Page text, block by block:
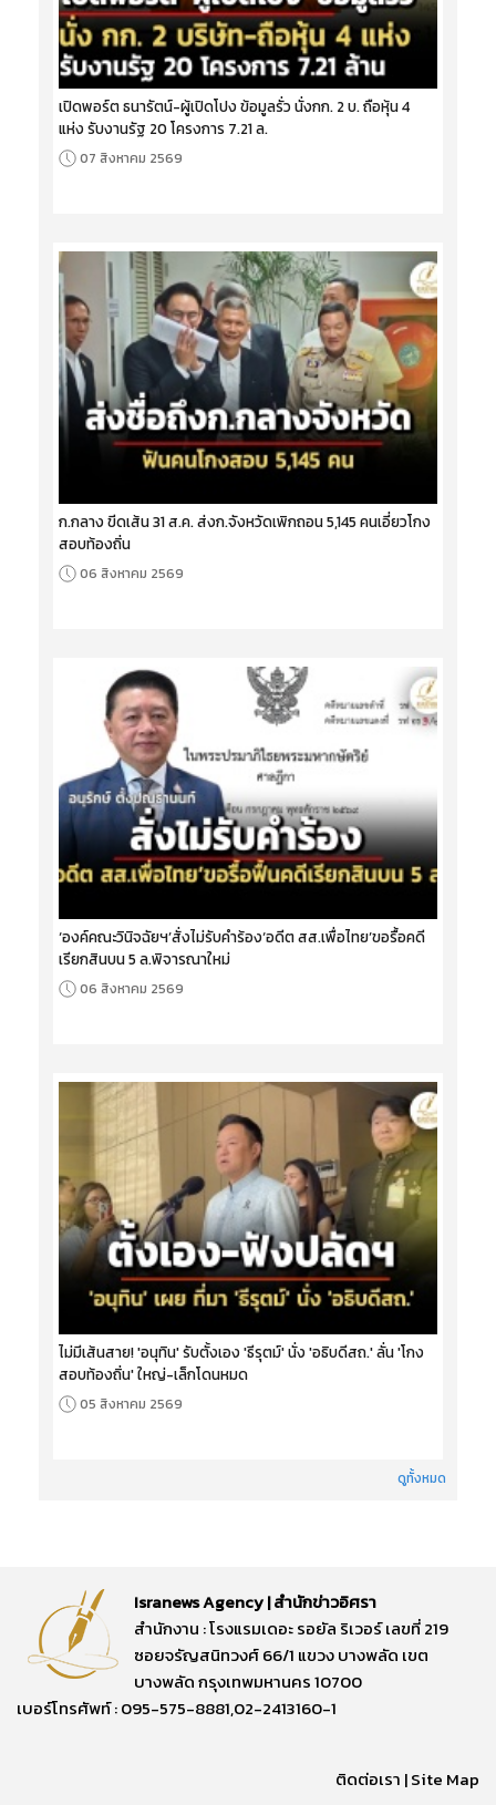
เปิดพอร์ต ธนารัตน์-ผู้เปิดโปง ข้อมูลรั่ว นั่งกก. 2 บ. ถือหุ้น 4
แห่ง รับงานรัฐ 20 โครงการ 7.21 ล.
07 สิงหาคม 2569
ก.กลาง ขีดเส้น 31 ส.ค. ส่งก.จังหวัดเพิกถอน 5,145 คนเอี่ยวโกง
สอบท้องถิ่น
06 สิงหาคม 2569
‘องค์คณะวินิจฉัยฯ’สั่งไม่รับคำร้อง‘อดีต สส.เพื่อไทย’ขอรื้อคดี
เรียกสินบน 5 ล.พิจารณาใหม่
06 สิงหาคม 2569
ไม่มีเส้นสาย! 'อนุทิน' รับตั้งเอง 'ธีรุตม์' นั่ง 'อธิบดีสถ.' ลั่น 'โกง
สอบท้องถิ่น' ใหญ่-เล็กโดนหมด
05 สิงหาคม 2569
ดูทั้งหมด
Isranews Agency | สำนักข่าวอิศรา
สำนักงาน : โรงแรมเดอะ รอยัล ริเวอร์ เลขที่ 219
ซอยจรัญสนิทวงศ์ 66/1 แขวง บางพลัด เขต
บางพลัด กรุงเทพมหานคร 10700
เบอร์โทรศัพท์ : 095-575-8881,02-2413160-1
ติดต่อเรา |Site Map